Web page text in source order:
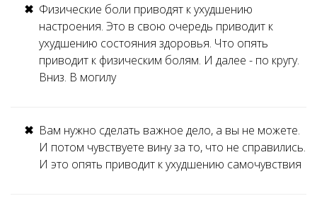
Физические боли приводят к ухудшению
настроения. Это в свою очередь приводит к
ухудшению состояния здоровья. Что опять
приводит к физическим болям. И далее - по кругу.
Вниз. В могилу
Вам нужно сделать важное дело, а вы не можете.
И потом чувствуете вину за то, что не справились.
И это опять приводит к ухудшению самочувствия